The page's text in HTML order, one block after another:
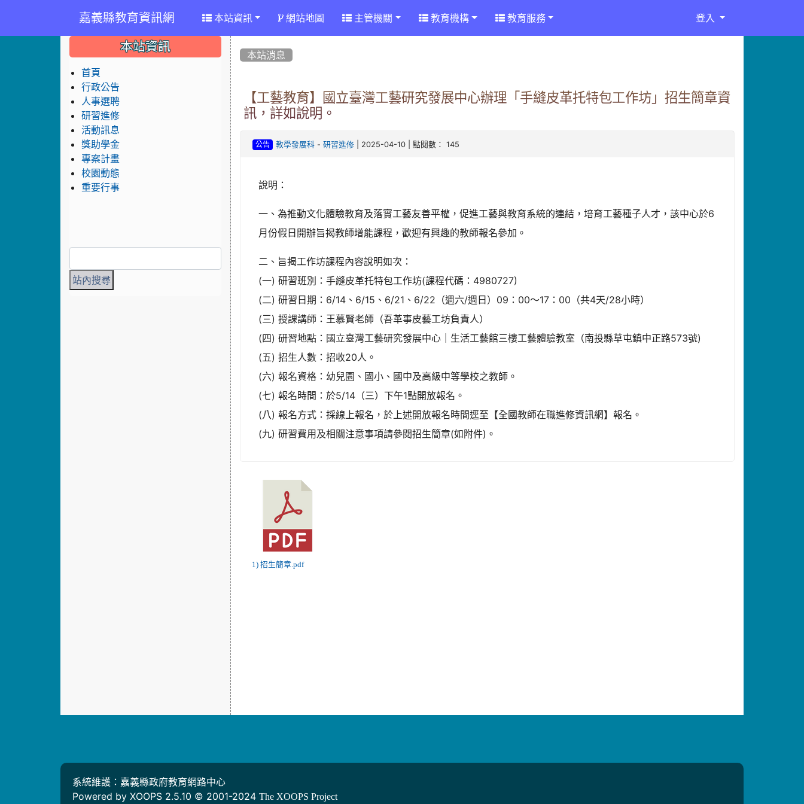
嘉義縣教育資訊網 本站資訊 網站地圖 主管機關 教育機構 教育服務 登入
本站消息
【工藝教育】國立臺灣工藝研究發展中心辦理「手縫皮革托特包工作坊」招生簡章資
訊，詳如說明。
公告 教學發展科 - 研習進修 | 2025-04-10 | 點閱數： 145
說明：
一、為推動文化體驗教育及落實工藝友善平權，促進工藝與教育系統的連結，培育工藝種子人才，該中心於6
月份假日開辦旨揭教師增能課程，歡迎有興趣的教師報名參加。
二、旨揭工作坊課程內容說明如次：
(一) 研習班別：手縫皮革托特包工作坊(課程代碼：4980727)
(二) 研習日期：6/14、6/15、6/21、6/22（週六/週日）09：00～17：00（共4天/28小時）
(三) 授課講師：王慕賢老師（吾革事皮藝工坊負責人）
(四) 研習地點：國立臺灣工藝研究發展中心｜生活工藝館三樓工藝體驗教室（南投縣草屯鎮中正路573號)
(五) 招生人數：招收20人。
(六) 報名資格：幼兒園、國小、國中及高級中等學校之教師。
(七) 報名時間：於5/14（三）下午1點開放報名。
(八) 報名方式：採線上報名，於上述開放報名時間逕至【全國教師在職進修資訊網】報名。
(九) 研習費用及相關注意事項請參閱招生簡章(如附件)。
1) 招生簡章.pdf
::: 本站資訊
首頁
行政公告
人事選聘
研習進修
活動訊息
獎助學金
專案計畫
校園動態
重要行事
系統維護：嘉義縣政府教育網路中心
Powered by XOOPS 2.5.10 © 2001-2024 The XOOPS Project